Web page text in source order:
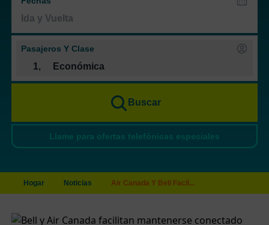
Pasajeros Y Clase
1, Económica
Buscar
Llame para ofertas telefónicas especiales
Hogar Noticias Air Canada Y Bell Facil...